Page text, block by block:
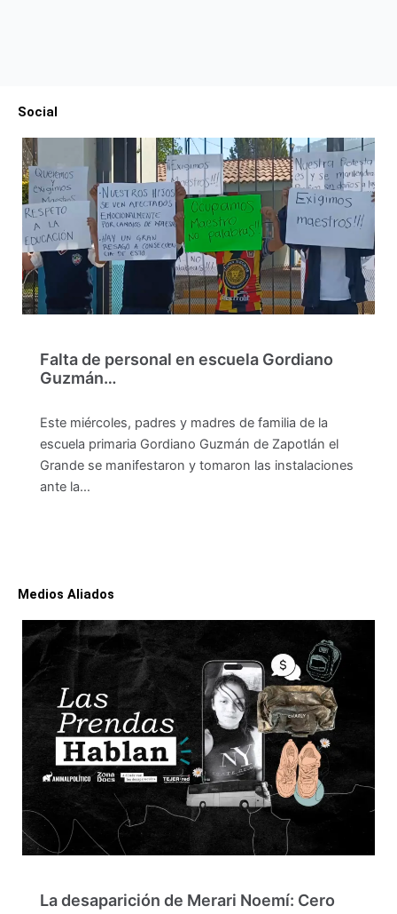
Social
Falta de personal en escuela Gordiano
Guzmán…
Este miércoles, padres y madres de familia de la
escuela primaria Gordiano Guzmán de Zapotlán el
Grande se manifestaron y tomaron las instalaciones
ante la…
Medios Aliados
La desaparición de Merari Noemí: Cero